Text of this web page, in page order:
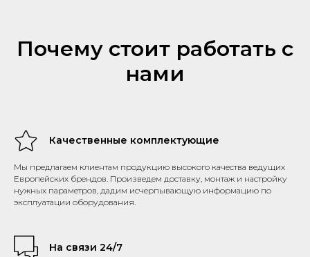
Почему стоит работать с
нами
Качественные комплектующие
Мы предлагаем клиентам продукцию высокого качества ведущих
Европейских брендов. Произведем доставку, монтаж и настройку
нужных параметров, дадим исчерпывающую информацию по
эксплуатации оборудования.
На связи 24/7